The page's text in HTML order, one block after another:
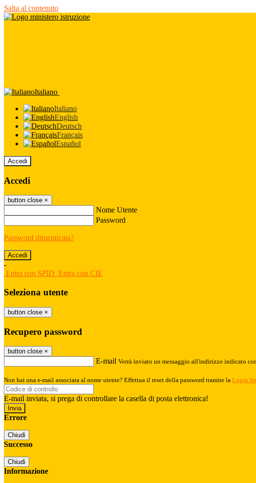
Salta al contenuto
Italiano
Italiano
English
Deutsch
Français
Español
Accedi
Accedi
button close ×
Nome Utente
Password
Password dimenticata?
-
Entra con SPID Entra con CIE
Seleziona utente
button close ×
Recupero password
button close ×
E-mail Verrà inviato un messaggio all'indirizzo indicato
Non hai una e-mail associata al nome utente? Effettua il reset della password tramite la Login
E-mail inviata, si prega di controllare la casella di posta elettronica!
Errore
Chiudi
Successo
Chiudi
Informazione